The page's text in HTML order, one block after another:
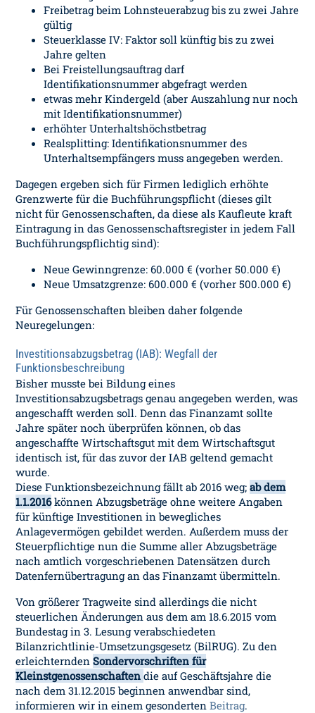
Freibetrag beim Lohnsteuerabzug bis zu zwei Jahre
gültig
Steuerklasse IV: Faktor soll künftig bis zu zwei
Jahre gelten
Bei Freistellungsauftrag darf
Identifikationsnummer abgefragt werden
etwas mehr Kindergeld (aber Auszahlung nur noch
mit Identifikationsnummer)
erhöhter Unterhaltshöchstbetrag
Realsplitting: Identifikationsnummer des
Unterhaltsempfängers muss angegeben werden.
Dagegen ergeben sich für Firmen lediglich erhöhte
Grenzwerte für die Buchführungspflicht (dieses gilt
nicht für Genossenschaften, da diese als Kaufleute kraft
Eintragung in das Genossenschaftsregister in jedem Fall
Buchführungspflichtig sind):
Neue Gewinngrenze: 60.000 € (vorher 50.000 €)
Neue Umsatzgrenze: 600.000 € (vorher 500.000 €)
Für Genossenschaften bleiben daher folgende
Neuregelungen:
Investitionsabzugsbetrag (IAB): Wegfall der
Funktionsbeschreibung
Bisher musste bei Bildung eines
Investitionsabzugsbetrags genau angegeben werden, was
angeschafft werden soll. Denn das Finanzamt sollte
Jahre später noch überprüfen können, ob das
angeschaffte Wirtschaftsgut mit dem Wirtschaftsgut
identisch ist, für das zuvor der IAB geltend gemacht
wurde.
Diese Funktionsbezeichnung fällt ab 2016 weg;ab dem
1.1.2016können Abzugsbeträge ohne weitere Angaben
für künftige Investitionen in bewegliches
Anlagevermögen gebildet werden. Außerdem muss der
Steuerpflichtige nun die Summe aller Abzugsbeträge
nach amtlich vorgeschriebenen Datensätzen durch
Datenfernübertragung an das Finanzamt übermitteln.
Von größerer Tragweite sind allerdings die nicht
steuerlichen Änderungen aus dem am 18.6.2015 vom
Bundestag in 3. Lesung verabschiedeten
Bilanzrichtlinie-Umsetzungsgesetz (BilRUG). Zu den
erleichterndenSondervorschriften für
Kleinstgenossenschaftendie auf Geschäftsjahre die
nach dem 31.12.2015 beginnen anwendbar sind,
informieren wir in einem gesondertenBeitrag.